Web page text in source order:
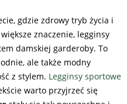
gdzie zdrowy tryb życia i
znaczenie, legginsy
damskiej garderoby. To
ale także modny
z stylem. Legginsy sportowe
warto przyjrzeć się